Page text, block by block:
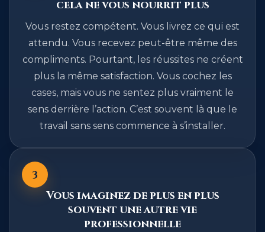
cela ne vous nourrit plus
Vous restez compétent. Vous livrez ce qui est
attendu. Vous recevez peut-être même des
compliments. Pourtant, les réussites ne créent
plus la même satisfaction. Vous cochez les
cases, mais vous ne sentez plus vraiment le
sens derrière l’action. C’est souvent là que le
travail sans sens commence à s’installer.
3
Vous imaginez de plus en plus
souvent une autre vie
professionnelle